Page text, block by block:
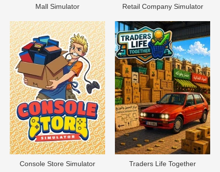
Mall Simulator Retail Company Simulator
Console Store Simulator Traders Life Together